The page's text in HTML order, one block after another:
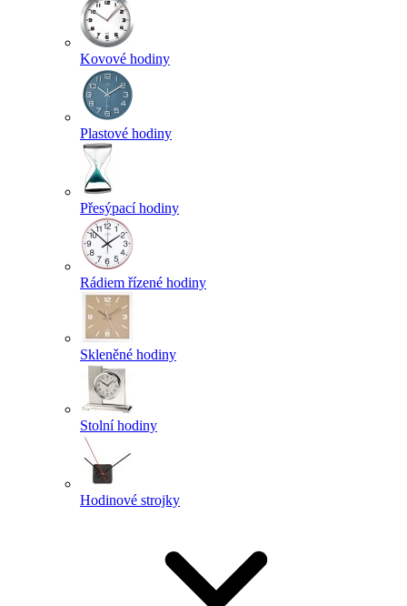
Kovové hodiny
Plastové hodiny
Přesýpací hodiny
Rádiem řízené hodiny
Skleněné hodiny
Stolní hodiny
Hodinové strojky